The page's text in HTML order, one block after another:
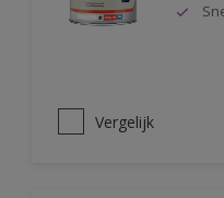
Vergelijk